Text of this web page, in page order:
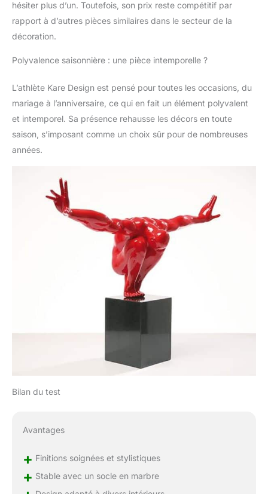
hésiter plus d’un. Toutefois, son prix reste compétitif par
rapport à d’autres pièces similaires dans le secteur de la
décoration.
Polyvalence saisonnière : une pièce intemporelle ?
L’athlète Kare Design est pensé pour toutes les occasions, du
mariage à l’anniversaire, ce qui en fait un élément polyvalent
et intemporel. Sa présence rehausse les décors en toute
saison, s’imposant comme un choix sûr pour de nombreuses
années.
Bilan du test
Avantages
+ Finitions soignées et stylistiques
+ Stable avec un socle en marbre